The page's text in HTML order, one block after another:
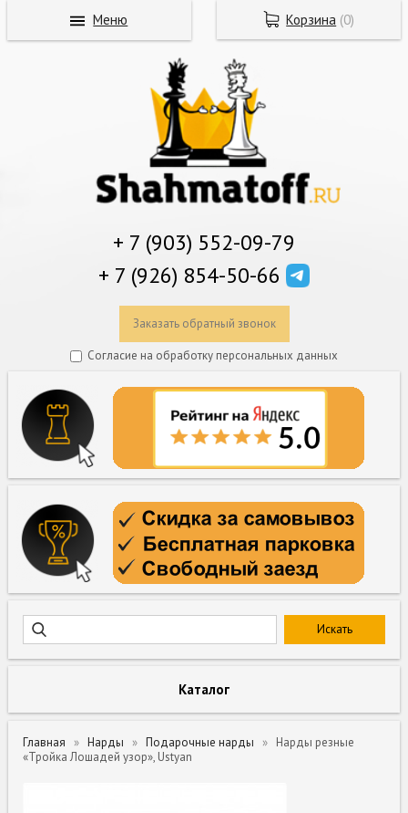
+ 7 (903) 552-09-79
+ 7 (926) 854-50-66
Заказать обратный звонок
Согласие на обработку персональных данных
Каталог
Главная Нарды Подарочные нарды
Нарды резные
«Тройка Лошадей узор», Ustyan
Корзина (0)
Меню